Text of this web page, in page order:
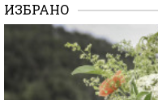
ИЗБРАНО